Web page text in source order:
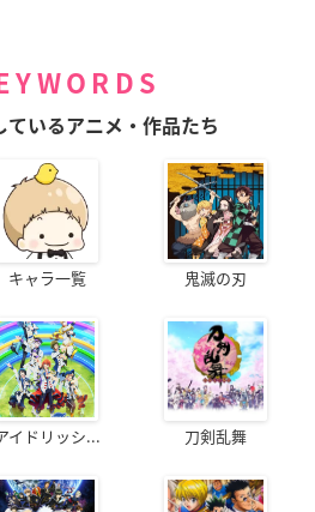
ているアニメ・作品たち
キャラ一覧 鬼滅の刃
イドリッシ... 刀剣乱舞